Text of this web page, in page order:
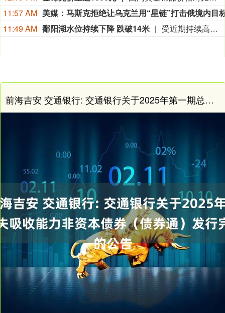
11:57 AM
11:49 AM 鄱阳湖水位持续下降 跌破14米 受近期持续高温天气影响，我国最大淡水湖鄱阳湖水位快速下降。截至8月8日8时，鄱阳湖标志性水文站星子站水位下降至13.97米，较昨日下降0.13米，鄱阳湖湖口站水位下降至13.84米，湖区两岸退水痕迹明显。（央视新闻）
前海吉安 交通银行: 交通银行关于2025年第一期总损失吸收能力非资本债券（债券通）发行完毕的公告